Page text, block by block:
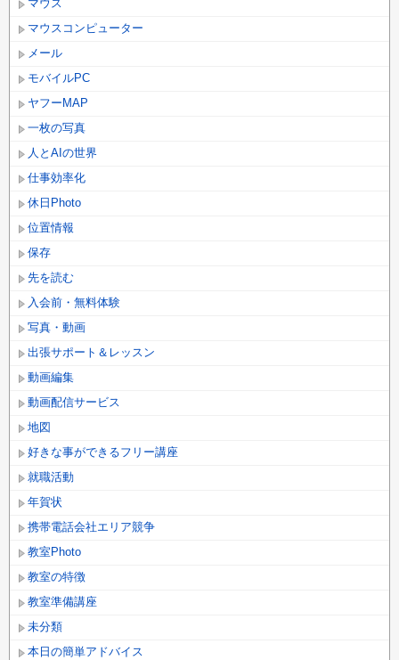
マウス
マウスコンピューター
メール
モバイルPC
ヤフーMAP
一枚の写真
人とAIの世界
仕事効率化
休日Photo
位置情報
保存
先を読む
入会前・無料体験
写真・動画
出張サポート＆レッスン
動画編集
動画配信サービス
地図
好きな事ができるフリー講座
就職活動
年賀状
携帯電話会社エリア競争
教室Photo
教室の特徴
教室準備講座
未分類
本日の簡単アドバイス